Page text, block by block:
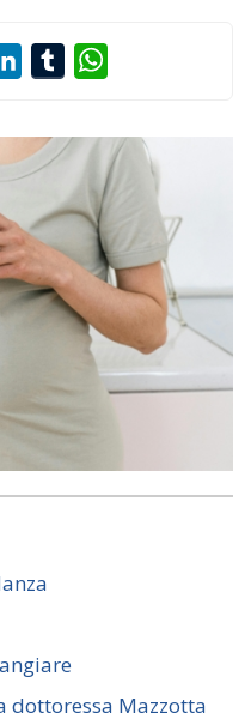
LinkedInTumblr
dottoressa Mazzotta